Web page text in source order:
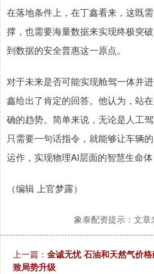
在落地条件上，在丁鑫看来，这既
撑，也需要海量数据来实现终极突
到数据的安全普惠这一原点。
对于未来是否可能实现舱驾一体并
鑫给出了肯定的回答。他认为，站
确的趋势。简单来说，无论是人工
只需要一句话指令，就能够让车辆
运作，实现物理AI层面的智慧生命体
（编辑 上官梦露）
象泰配资提示：文章
上一篇： 金诚无忧 石油和天然气价
致局势升级